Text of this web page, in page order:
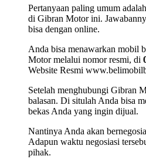
Pertanyaan paling umum
di Gibran Motor ini.
bisa dengan online.
Anda bisa menawarkan mobil
Motor melalui nomor resmi, di
Website Resmi
Setelah menghubungi Gibran
balasan. Di situlah Anda bisa
bekas Anda yang ingin dijual.
Nantinya Anda akan
Adapun waktu negosiasi
pihak.